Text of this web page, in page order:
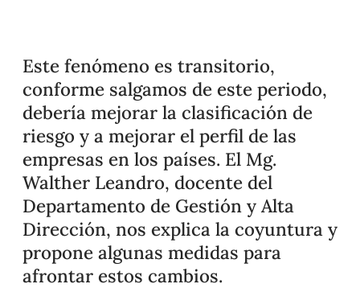
Este fenómeno es transitorio,
conforme salgamos de este periodo,
debería mejorar la clasificación de
riesgo y a mejorar el perfil de las
empresas en los países. El Mg.
Walther Leandro, docente del
Departamento de Gestión y Alta
Dirección, nos explica la coyuntura y
propone algunas medidas para
afrontar estos cambios.